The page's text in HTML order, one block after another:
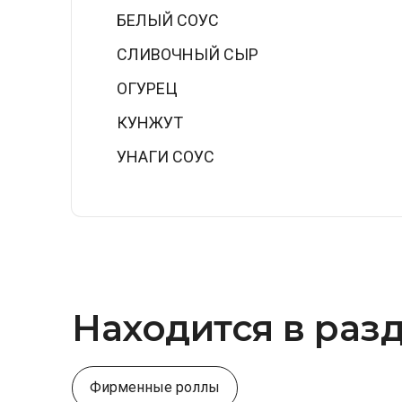
БЕЛЫЙ СОУС
СЛИВОЧНЫЙ СЫР
ОГУРЕЦ
КУНЖУТ
УНАГИ СОУС
Находится в
Фирменные роллы